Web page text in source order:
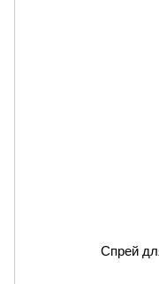
Спрей